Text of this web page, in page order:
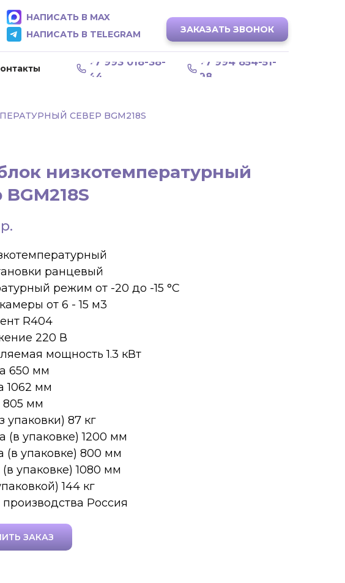
+7 994 854-51-
98
+7 993 018-38-
44
ЗАКАЗАТЬ ЗВОНОК
НАПИСАТЬ В TELEGRAM
НАПИСАТЬ В MAX
СЕВЕР BGM218S
низкотемпературный
р.
ранцевый
режим от -20 до -15 °C
от 6 - 15 м​3
R404
220 В
мощность 1.3 кВт
650 мм
1062 мм
805 мм
упаковки) 87 кг
(в упаковке) 1200 мм
(в упаковке) 800 мм
упаковке) 1080 мм
144 кг
Россия
ЗАКАЗ